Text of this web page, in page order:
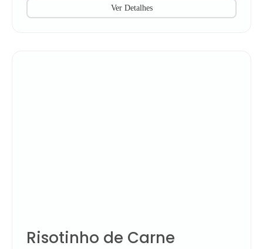
Ver Detalhes
Risotinho de Carne